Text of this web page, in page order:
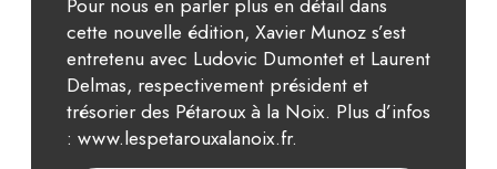
cette nouvelle édition, Xavier Munoz s’est
entretenu avec Ludovic Dumontet et Laurent
Delmas, respectivement président et
trésorier des Pétaroux à la Noix. Plus d’infos
: www.lespetarouxalanoix.fr.